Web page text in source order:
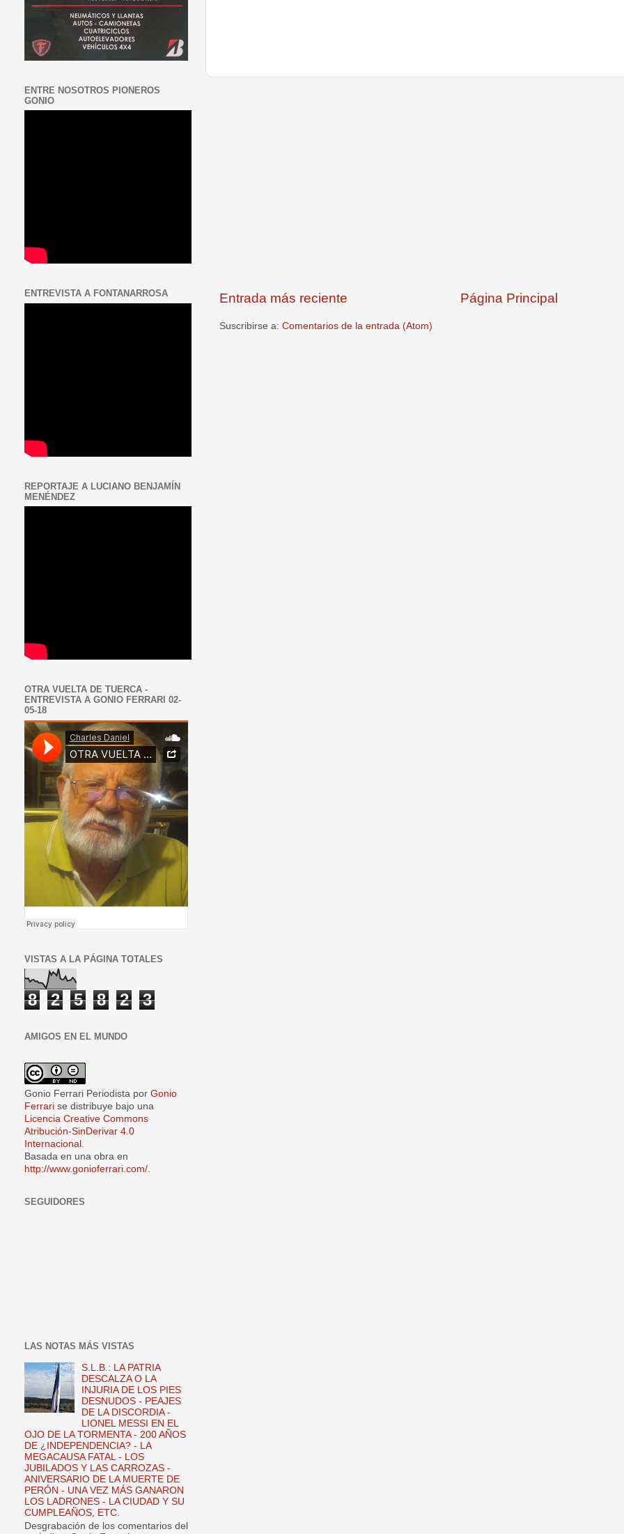
Entrada más reciente Página Principal
Suscribirse a: Comentarios de la entrada (Atom)
ENTRE NOSOTROS PIONEROS
GONIO
ENTREVISTA A FONTANARROSA
REPORTAJE A LUCIANO BENJAMÍN
MENÉNDEZ
OTRA VUELTA DE TUERCA -
ENTREVISTA A GONIO FERRARI 02-
05-18
VISTAS A LA PÁGINA TOTALES
8 2 5 8 2 3
AMIGOS EN EL MUNDO
Gonio Ferrari Periodista por Gonio
Ferrari se distribuye bajo una
Licencia Creative Commons
Atribución-SinDerivar 4.0
Internacional .
Basada en una obra en
http://www.gonioferrari.com/.
SEGUIDORES
LAS NOTAS MÁS VISTAS
S.L.B.: LA PATRIA
DESCALZA O LA
INJURIA DE LOS PIES
DESNUDOS - PEAJES
DE LA DISCORDIA -
LIONEL MESSI EN EL
OJO DE LA TORMENTA - 200 AÑOS
DE ¿INDEPENDENCIA? - LA
MEGACAUSA FATAL - LOS
JUBILADOS Y LAS CARROZAS -
ANIVERSARIO DE LA MUERTE DE
PERÓN - UNA VEZ MÁS GANARON
LOS LADRONES - LA CIUDAD Y SU
CUMPLEAÑOS, ETC.
Desgrabación de los comentarios del